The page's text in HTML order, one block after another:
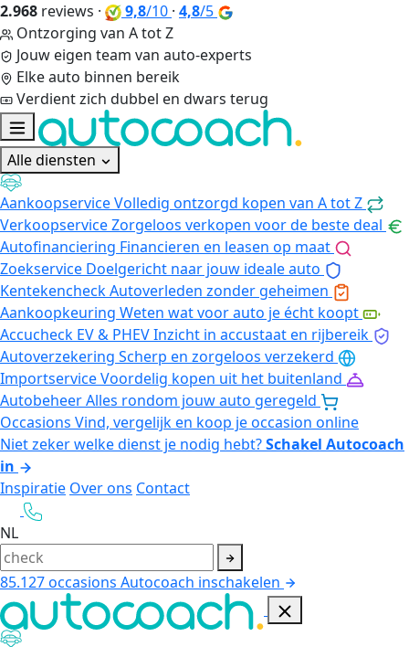
2.968 reviews · 9,8/10 · 4,8/5
Ontzorging van A tot Z
Jouw eigen team van auto-experts
Elke auto binnen bereik
Verdient zich dubbel en dwars terug
Alle diensten
AankoopserviceVolledig ontzorgd kopen van A tot Z
VerkoopserviceZorgeloos verkopen voor de beste deal
Autofinanciering Financieren en leasen op maat
Zoekservice Doelgericht naar jouw ideale auto
KentekencheckAutoverleden zonder geheimen
Aankoopkeuring Weten wat voor auto je écht koopt
Accucheck EV & PHEVInzicht in accustaat en rijbereik
Autoverzekering Scherp en zorgeloos verzekerd
ImportserviceVoordelig kopen uit het buitenland
AutobeheerAlles rondom jouw auto geregeld
Occasions Vind, vergelijk en koop je occasion online
Niet zeker welke dienst je nodig hebt?Schakel Autocoach
in
Inspiratie Over ons Contact
NL
85.127occasions Autocoach inschakelen